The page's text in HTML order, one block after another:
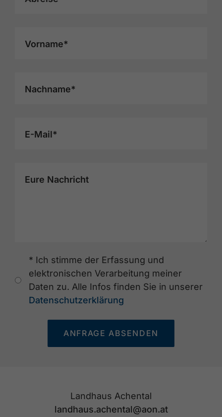
Vorname*
Nachname*
E-Mail*
Eure Nachricht
* Ich stimme der Erfassung und
elektronischen Verarbeitung meiner
Daten zu. Alle Infos finden Sie in unserer
Datenschutzerklärung
ANFRAGE ABSENDEN
Landhaus Achental
landhaus.achental@aon.at